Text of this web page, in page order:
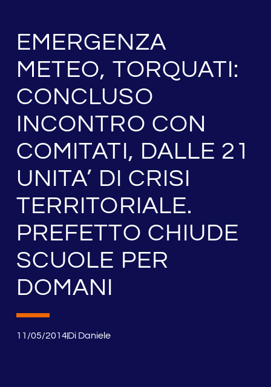
EMERGENZA
METEO, TORQUATI:
CONCLUSO
INCONTRO CON
COMITATI, DALLE 21
UNITA’ DI CRISI
TERRITORIALE.
PREFETTO CHIUDE
SCUOLE PER
DOMANI
11/05/2014DiDaniele